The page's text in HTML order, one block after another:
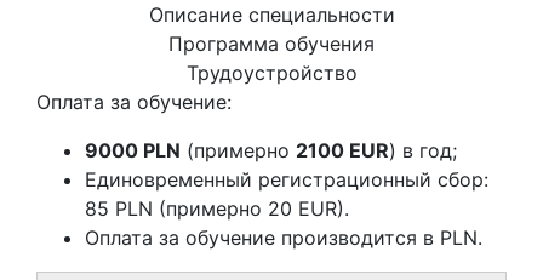
Описание специальности
Программа обучения
Трудоустройство
Оплата за обучение:
9000 PLN (примерно 2100 EUR) в год;
Единовременный регистрационный сбор:
85 PLN (примерно 20 EUR).
Оплата за обучение производится в PLN.